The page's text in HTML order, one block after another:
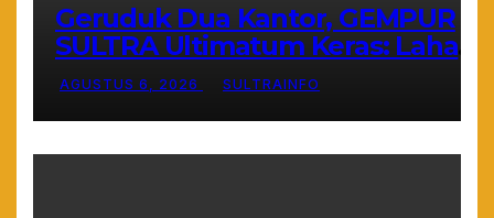
Geruduk Dua Kantor, GEMPUR
SULTRA Ultimatum Keras: Lahan
Puuwatu Siap Diduduki Jika Tak
Ada Kepastian Hukum
AGUSTUS 6, 2026 SULTRAINFO